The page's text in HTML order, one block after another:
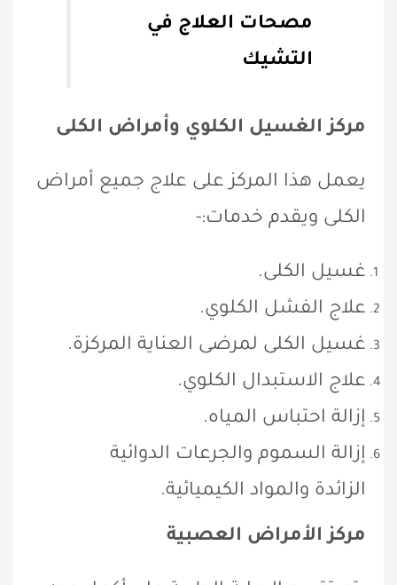
مصحات العلاج في
التشيك
مركز الغسيل الكلوي وأمراض الكلى
يعمل هذا المركز على علاج جميع أمراض
الكلى ويقدم خدمات:-
غسيل الكلى.
علاج الفشل الكلوي.
غسيل الكلى لمرضى العناية المركزة.
علاج الاستبدال الكلوي.
إزالة احتباس المياه.
إزالة السموم والجرعات الدوائية
الزائدة والمواد الكيميائية.
مركز الأمراض العصبية